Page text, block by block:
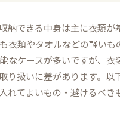
納できる中身は主に衣類が
衣類やタオルなどの軽いも
なケースが多いですが、衣
り扱いに差があります。以
れてよいもの・避けるべき